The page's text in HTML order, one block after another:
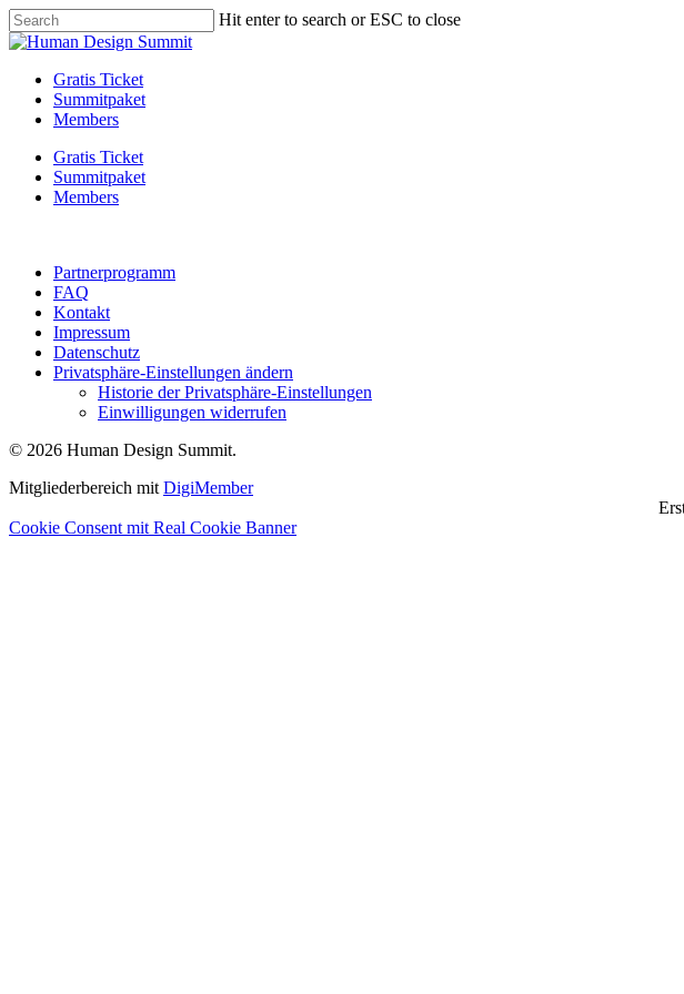
Skip
to
content
Hit enter to search or ESC to close
Close
Menu
Gratis Ticket
Summitpaket
Members
Gratis Ticket
Summitpaket
Members
Partnerprogramm
FAQ
Kontakt
Impressum
Datenschutz
Privatsphäre-Einstellungen ändern
Historie der Privatsphäre-Einstellungen
Einwilligungen widerrufen
© 2026 Human Design Summit.
Mitgliederbereich mit DigiMember
Cookie Consent mit Real Cookie Banner